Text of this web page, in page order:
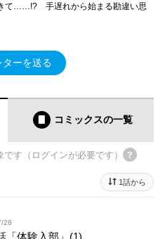
て……!? 手遅れから始まる勘違い思
ターを送る
コミックスの一覧
です（ログインが必要です）
1話から
28
「体験入部」(1)